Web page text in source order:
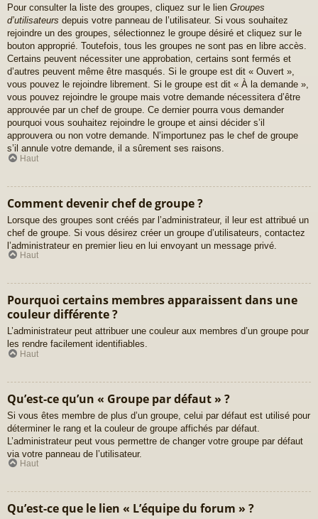
Pour consulter la liste des groupes, cliquez sur le lien Groupes
d’utilisateurs depuis votre panneau de l’utilisateur. Si vous souhaitez
rejoindre un des groupes, sélectionnez le groupe désiré et cliquez sur le
bouton approprié. Toutefois, tous les groupes ne sont pas en libre accès.
Certains peuvent nécessiter une approbation, certains sont fermés et
d’autres peuvent même être masqués. Si le groupe est dit « Ouvert »,
vous pouvez le rejoindre librement. Si le groupe est dit « À la demande »,
vous pouvez rejoindre le groupe mais votre demande nécessitera d’être
approuvée par un chef de groupe. Ce dernier pourra vous demander
pourquoi vous souhaitez rejoindre le groupe et ainsi décider s’il
approuvera ou non votre demande. N’importunez pas le chef de groupe
s’il annule votre demande, il a sûrement ses raisons.
Haut
Comment devenir chef de groupe ?
Lorsque des groupes sont créés par l’administrateur, il leur est attribué un
chef de groupe. Si vous désirez créer un groupe d’utilisateurs, contactez
l’administrateur en premier lieu en lui envoyant un message privé.
Haut
Pourquoi certains membres apparaissent dans une
couleur différente ?
L’administrateur peut attribuer une couleur aux membres d’un groupe pour
les rendre facilement identifiables.
Haut
Qu’est-ce qu’un « Groupe par défaut » ?
Si vous êtes membre de plus d’un groupe, celui par défaut est utilisé pour
déterminer le rang et la couleur de groupe affichés par défaut.
L’administrateur peut vous permettre de changer votre groupe par défaut
via votre panneau de l’utilisateur.
Haut
Qu’est-ce que le lien « L’équipe du forum » ?